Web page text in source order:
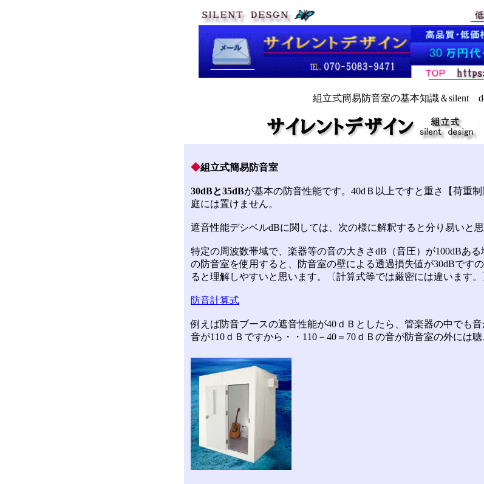
組立式簡易防音室の基本知識＆silent
◆組立式簡易防音室
30dBと35dBが基本の防音性能です。40dＢ以上ですと重さ【荷重
庭には置けません。
遮音性能デシベルdBに関しては、次の様に解釈すると分り易いと思
特定の周波数帯域で、楽器等の音の大きさdB（音圧）が100dBあ
の防音室を使用すると、防音室の壁による透過損失値が30dBです
ると理解しやすいと思います。〔計算式等では厳密には違います。
防音計算式
例えば防音ブースの遮音性能が40ｄＢとしたら、管楽器の中でも
音が110ｄＢですから・・110－40＝70ｄＢの音が防音室の外には聴